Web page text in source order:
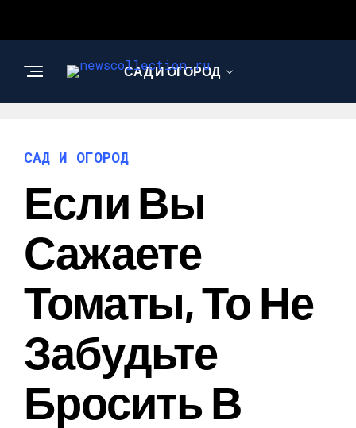
САД И ОГОРОД
САД И ОГОРОД
Если Вы
Сажаете
Томаты, То Не
Забудьте
Бросить В